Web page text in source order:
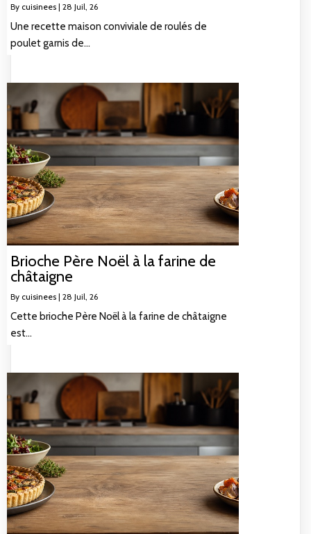
By cuisinees | 28 Juil, 26
Une recette maison conviviale de roulés de
poulet garnis de…
Brioche Père Noël à la farine de
châtaigne
By cuisinees | 28 Juil, 26
Cette brioche Père Noël à la farine de châtaigne
est…